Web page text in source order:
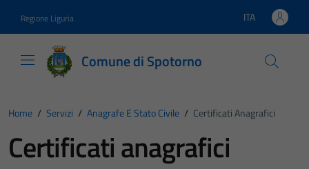
Regione Liguria Lingua attiva:
ITA
Comune di Spotorno
Home / Servizi / Anagrafe E Stato Civile / Certificati Anagrafici
Certificati anagrafici